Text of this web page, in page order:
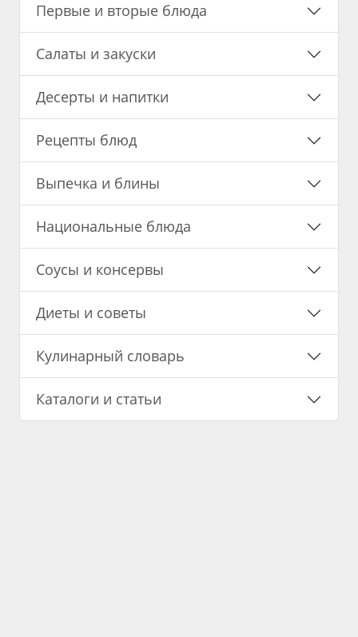
Первые и вторые блюда
Салаты и закуски
Десерты и напитки
Рецепты блюд
Выпечка и блины
Национальные блюда
Соусы и консервы
Диеты и советы
Кулинарный словарь
Каталоги и статьи